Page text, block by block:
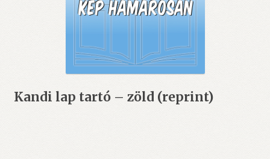
Kandi lap tartó – zöld (reprint)